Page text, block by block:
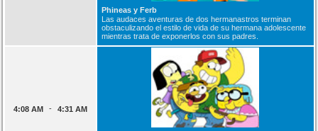
Phineas y Ferb
Las audaces aventuras de dos hermanastros terminan
obstaculizando el estilo de vida de su hermana adolescente
mientras trata de exponerlos con sus padres.
4:08 AM - 4:31 AM